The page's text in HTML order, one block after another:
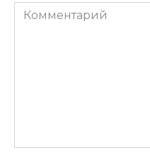
Комментарий